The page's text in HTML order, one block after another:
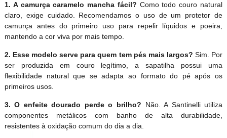
1. A camurça caramelo mancha fácil? Como todo couro natural
claro, exige cuidado. Recomendamos o uso de um protetor de
camurça antes do primeiro uso para repelir líquidos e poeira,
mantendo a cor viva por mais tempo.
2. Esse modelo serve para quem tem pés mais largos? Sim. Por
ser produzida em couro legítimo, a sapatilha possui uma
flexibilidade natural que se adapta ao formato do pé após os
primeiros usos.
3. O enfeite dourado perde o brilho? Não. A Santinelli utiliza
componentes metálicos com banho de alta durabilidade,
resistentes à oxidação comum do dia a dia.